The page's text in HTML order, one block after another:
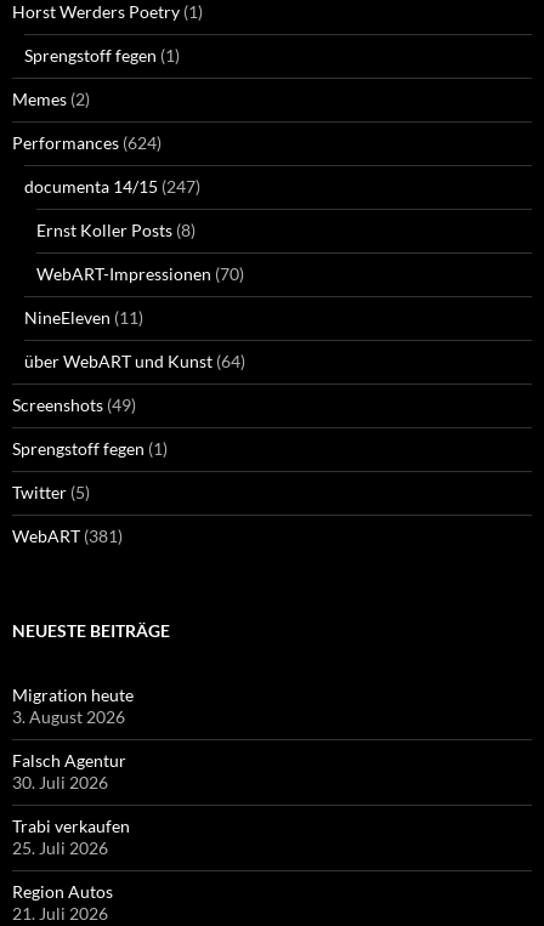
Horst Werders Poetry (1)
Sprengstoff fegen (1)
Memes (2)
Performances (624)
documenta 14/15 (247)
Ernst Koller Posts (8)
WebART-Impressionen (70)
NineEleven (11)
über WebART und Kunst (64)
Screenshots (49)
Sprengstoff fegen (1)
Twitter (5)
WebART (381)
NEUESTE BEITRÄGE
Migration heute
3. August 2026
Falsch Agentur
30. Juli 2026
Trabi verkaufen
25. Juli 2026
Region Autos
21. Juli 2026